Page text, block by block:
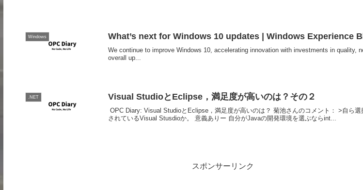
Windows What’s next for Windows 10 updates | Windows Experience
We continue to improve Windows 10, accelerating innovation with investments in quality,
overall up...
.NET Visual StudioとEclipse，満足度が高いのは？その２
OPC Diary: Visual StudioとEclipse，満足度が高いのは？ 菊池さんのコメント： >自ら
されているVisual Stusdioか。 意義ありー 自分がJavaの開発環境を選ぶならint...
スポンサーリンク